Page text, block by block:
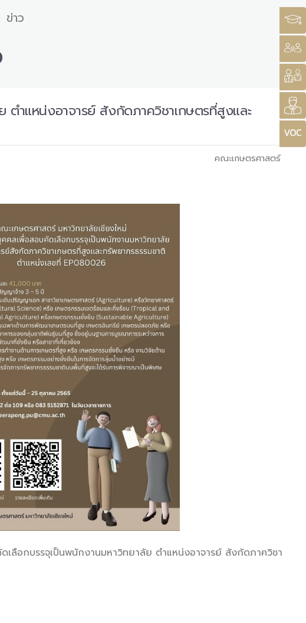
ข่าว
ำแหน่งอาจารย์ สังกัดภาควิชาเกษตรที่สูงและ
คณะเกษตรศาสตร์
เลือกบรรจุเป็นพนักงานมหาวิทยาลัย ตำแหน่งอาจารย์ สังกัดภาควิชา